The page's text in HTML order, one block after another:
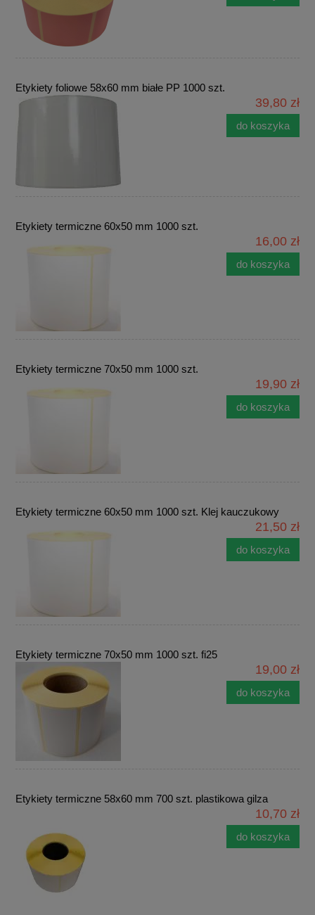
Etykiety foliowe 58x60 mm białe PP 1000 szt.
39,80 zł
do koszyka
Etykiety termiczne 60x50 mm 1000 szt.
16,00 zł
do koszyka
Etykiety termiczne 70x50 mm 1000 szt.
19,90 zł
do koszyka
Etykiety termiczne 60x50 mm 1000 szt. Klej kauczukowy
21,50 zł
do koszyka
Etykiety termiczne 70x50 mm 1000 szt. fi25
19,00 zł
do koszyka
Etykiety termiczne 58x60 mm 700 szt. plastikowa gilza
10,70 zł
do koszyka